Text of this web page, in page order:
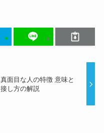
真面目な人の特徴 意味と
接し方の解説